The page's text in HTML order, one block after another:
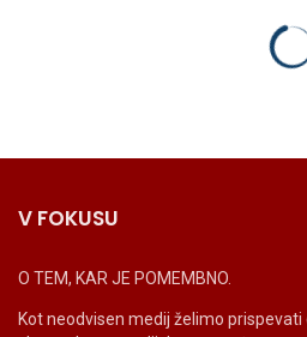
V FOKUSU
O TEM, KAR JE POMEMBNO.
Kot neodvisen medij želimo